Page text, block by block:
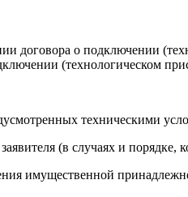
договора о подключении
(технологическом
техническими
(в случаях и
имущественной